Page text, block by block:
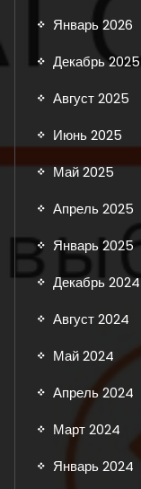
Январь 2026
Декабрь 2025
Август 2025
Июнь 2025
Май 2025
Апрель 2025
Январь 2025
Декабрь 2024
Август 2024
Май 2024
Апрель 2024
Март 2024
Январь 2024